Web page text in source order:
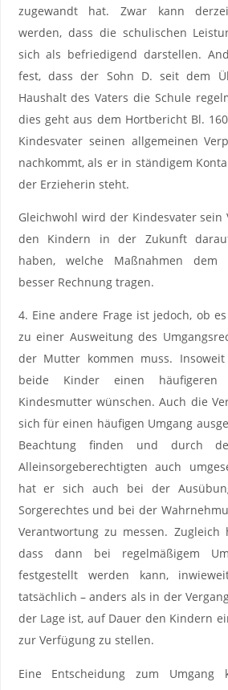
zugewandt hat. Zwar kann
werden, dass die schulischen
sich als befriedigend darstellen.
fest, dass der Sohn D. seit dem
Haushalt des Vaters die Schule
dies geht aus dem Hortbericht Bl.
Kindesvater seinen allgemeinen
nachkommt, als er in ständigem
der Erzieherin steht.
Gleichwohl wird der Kindesvater sein
den Kindern in der Zukunft
haben, welche Maßnahmen dem
besser Rechnung tragen.
4. Eine andere Frage ist jedoch, ob
zu einer Ausweitung des
der Mutter kommen muss.
beide Kinder einen
Kindesmutter wünschen. Auch die
sich für einen häufigen Umgang
Beachtung finden und durch
Alleinsorgeberechtigten auch
hat er sich auch bei der
Sorgerechtes und bei der
Verantwortung zu messen.
dass dann bei regelmäßigem
festgestellt werden kann,
tatsächlich – anders als in der
der Lage ist, auf Dauer den Kindern
zur Verfügung zu stellen.
Eine Entscheidung zum Umgang